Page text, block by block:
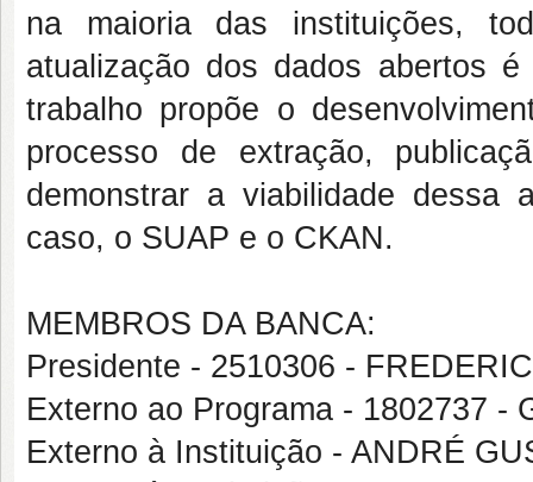
na maioria das instituições,
atualização dos dados abertos
trabalho propõe o
processo de extração,
demonstrar a viabilidade dessa
caso, o SUAP e o CKAN.
MEMBROS DA BANCA:
Presidente - 2510306 -
Externo ao Programa - 1802737 -
Externo à Instituição - ANDRÉ